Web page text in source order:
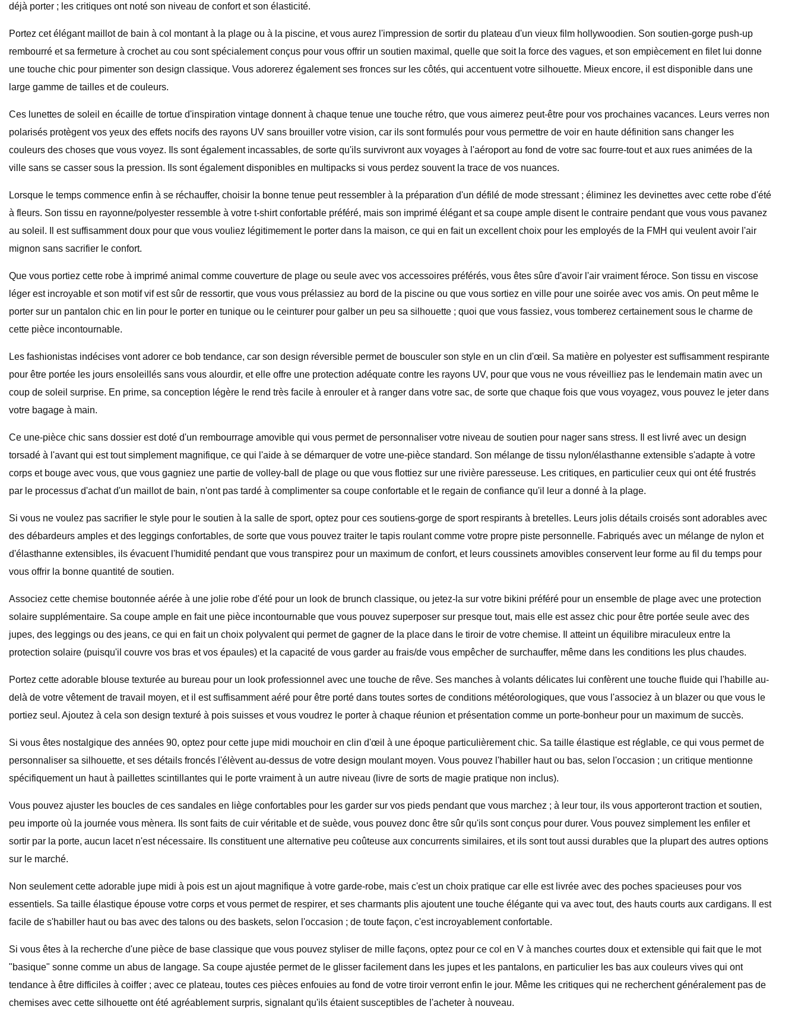
déjà porter ; les critiques ont noté son niveau de confort et son élasticité.
Portez cet élégant maillot de bain à col montant à la plage ou à la piscine, et vous aurez l'impression de sortir du plateau d'un vieux film hollywoodien. Son soutien-gorge push-up
rembourré et sa fermeture à crochet au cou sont spécialement conçus pour vous offrir un soutien maximal, quelle que soit la force des vagues, et son empiècement en filet lui donne
une touche chic pour pimenter son design classique. Vous adorerez également ses fronces sur les côtés, qui accentuent votre silhouette. Mieux encore, il est disponible dans une
large gamme de tailles et de couleurs.
Ces lunettes de soleil en écaille de tortue d'inspiration vintage donnent à chaque tenue une touche rétro, que vous aimerez peut-être pour vos prochaines vacances. Leurs verres non
polarisés protègent vos yeux des effets nocifs des rayons UV sans brouiller votre vision, car ils sont formulés pour vous permettre de voir en haute définition sans changer les
couleurs des choses que vous voyez. Ils sont également incassables, de sorte qu'ils survivront aux voyages à l'aéroport au fond de votre sac fourre-tout et aux rues animées de la
ville sans se casser sous la pression. Ils sont également disponibles en multipacks si vous perdez souvent la trace de vos nuances.
Lorsque le temps commence enfin à se réchauffer, choisir la bonne tenue peut ressembler à la préparation d'un défilé de mode stressant ; éliminez les devinettes avec cette robe d'été
à fleurs. Son tissu en rayonne/polyester ressemble à votre t-shirt confortable préféré, mais son imprimé élégant et sa coupe ample disent le contraire pendant que vous vous pavanez
au soleil. Il est suffisamment doux pour que vous vouliez légitimement le porter dans la maison, ce qui en fait un excellent choix pour les employés de la FMH qui veulent avoir l'air
mignon sans sacrifier le confort.
Que vous portiez cette robe à imprimé animal comme couverture de plage ou seule avec vos accessoires préférés, vous êtes sûre d'avoir l'air vraiment féroce. Son tissu en viscose
léger est incroyable et son motif vif est sûr de ressortir, que vous vous prélassiez au bord de la piscine ou que vous sortiez en ville pour une soirée avec vos amis. On peut même le
porter sur un pantalon chic en lin pour le porter en tunique ou le ceinturer pour galber un peu sa silhouette ; quoi que vous fassiez, vous tomberez certainement sous le charme de
cette pièce incontournable.
Les fashionistas indécises vont adorer ce bob tendance, car son design réversible permet de bousculer son style en un clin d'œil. Sa matière en polyester est suffisamment respirante
pour être portée les jours ensoleillés sans vous alourdir, et elle offre une protection adéquate contre les rayons UV, pour que vous ne vous réveilliez pas le lendemain matin avec un
coup de soleil surprise. En prime, sa conception légère le rend très facile à enrouler et à ranger dans votre sac, de sorte que chaque fois que vous voyagez, vous pouvez le jeter dans
votre bagage à main.
Ce une-pièce chic sans dossier est doté d'un rembourrage amovible qui vous permet de personnaliser votre niveau de soutien pour nager sans stress. Il est livré avec un design
torsadé à l'avant qui est tout simplement magnifique, ce qui l'aide à se démarquer de votre une-pièce standard. Son mélange de tissu nylon/élasthanne extensible s'adapte à votre
corps et bouge avec vous, que vous gagniez une partie de volley-ball de plage ou que vous flottiez sur une rivière paresseuse. Les critiques, en particulier ceux qui ont été frustrés
par le processus d'achat d'un maillot de bain, n'ont pas tardé à complimenter sa coupe confortable et le regain de confiance qu'il leur a donné à la plage.
Si vous ne voulez pas sacrifier le style pour le soutien à la salle de sport, optez pour ces soutiens-gorge de sport respirants à bretelles. Leurs jolis détails croisés sont adorables avec
des débardeurs amples et des leggings confortables, de sorte que vous pouvez traiter le tapis roulant comme votre propre piste personnelle. Fabriqués avec un mélange de nylon et
d'élasthanne extensibles, ils évacuent l'humidité pendant que vous transpirez pour un maximum de confort, et leurs coussinets amovibles conservent leur forme au fil du temps pour
vous offrir la bonne quantité de soutien.
Associez cette chemise boutonnée aérée à une jolie robe d'été pour un look de brunch classique, ou jetez-la sur votre bikini préféré pour un ensemble de plage avec une protection
solaire supplémentaire. Sa coupe ample en fait une pièce incontournable que vous pouvez superposer sur presque tout, mais elle est assez chic pour être portée seule avec des
jupes, des leggings ou des jeans, ce qui en fait un choix polyvalent qui permet de gagner de la place dans le tiroir de votre chemise. Il atteint un équilibre miraculeux entre la
protection solaire (puisqu'il couvre vos bras et vos épaules) et la capacité de vous garder au frais/de vous empêcher de surchauffer, même dans les conditions les plus chaudes.
Portez cette adorable blouse texturée au bureau pour un look professionnel avec une touche de rêve. Ses manches à volants délicates lui confèrent une touche fluide qui l'habille au-
delà de votre vêtement de travail moyen, et il est suffisamment aéré pour être porté dans toutes sortes de conditions météorologiques, que vous l'associez à un blazer ou que vous le
portiez seul. Ajoutez à cela son design texturé à pois suisses et vous voudrez le porter à chaque réunion et présentation comme un porte-bonheur pour un maximum de succès.
Si vous êtes nostalgique des années 90, optez pour cette jupe midi mouchoir en clin d'œil à une époque particulièrement chic. Sa taille élastique est réglable, ce qui vous permet de
personnaliser sa silhouette, et ses détails froncés l'élèvent au-dessus de votre design moulant moyen. Vous pouvez l'habiller haut ou bas, selon l'occasion ; un critique mentionne
spécifiquement un haut à paillettes scintillantes qui le porte vraiment à un autre niveau (livre de sorts de magie pratique non inclus).
Vous pouvez ajuster les boucles de ces sandales en liège confortables pour les garder sur vos pieds pendant que vous marchez ; à leur tour, ils vous apporteront traction et soutien,
peu importe où la journée vous mènera. Ils sont faits de cuir véritable et de suède, vous pouvez donc être sûr qu'ils sont conçus pour durer. Vous pouvez simplement les enfiler et
sortir par la porte, aucun lacet n'est nécessaire. Ils constituent une alternative peu coûteuse aux concurrents similaires, et ils sont tout aussi durables que la plupart des autres options
sur le marché.
Non seulement cette adorable jupe midi à pois est un ajout magnifique à votre garde-robe, mais c'est un choix pratique car elle est livrée avec des poches spacieuses pour vos
essentiels. Sa taille élastique épouse votre corps et vous permet de respirer, et ses charmants plis ajoutent une touche élégante qui va avec tout, des hauts courts aux cardigans. Il est
facile de s'habiller haut ou bas avec des talons ou des baskets, selon l'occasion ; de toute façon, c'est incroyablement confortable.
Si vous êtes à la recherche d'une pièce de base classique que vous pouvez styliser de mille façons, optez pour ce col en V à manches courtes doux et extensible qui fait que le mot
"basique" sonne comme un abus de langage. Sa coupe ajustée permet de le glisser facilement dans les jupes et les pantalons, en particulier les bas aux couleurs vives qui ont
tendance à être difficiles à coiffer ; avec ce plateau, toutes ces pièces enfouies au fond de votre tiroir verront enfin le jour. Même les critiques qui ne recherchent généralement pas de
chemises avec cette silhouette ont été agréablement surpris, signalant qu'ils étaient susceptibles de l'acheter à nouveau.